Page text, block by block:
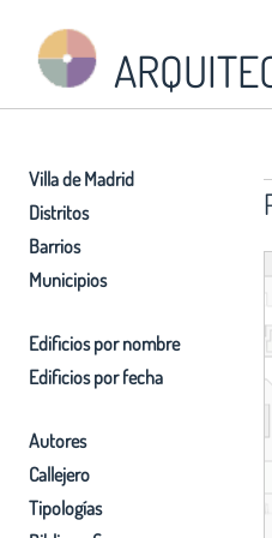
Villa de Madrid
Distritos
Barrios
Municipios
Edificios por nombre
Edificios por fecha
Autores
Callejero
Tipologías